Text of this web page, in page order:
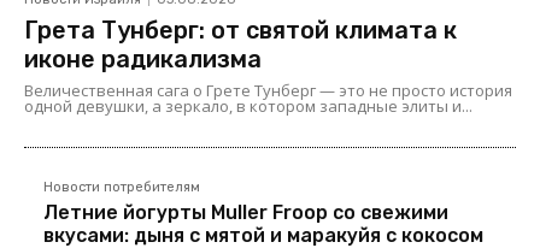
Грета Тунберг: от святой климата к
иконе радикализма
Величественная сага о Грете Тунберг — это не просто история
одной девушки, а зеркало, в котором западные элиты и...
Новости потребителям
Летние йогурты Muller Froop со свежими
вкусами: дыня с мятой и маракуйя с кокосом